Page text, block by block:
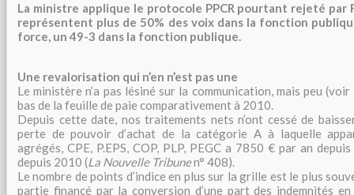
La ministre applique le protocole PPCR pourtant rejeté par
représentent plus de 50% des voix dans la fonction
force, un 49-3 dans la fonction publique.
Une revalorisation qui n’en n’est pas une
Le ministère n’a pas lésiné sur la communication, mais peu
bas de la feuille de paie comparativement à 2010.
Depuis cette date, nos traitements nets n’ont cessé de
perte de pouvoir d’achat de la catégorie A à laquelle
agrégés, CPE, P.EPS, COP, PLP, PEGC a 7850 € par an
depuis 2010 (La Nouvelle Tribunen° 408).
Le nombre de points d’indice en plus sur la grille est le plus
partie financé par la conversion d’une part des indemnités